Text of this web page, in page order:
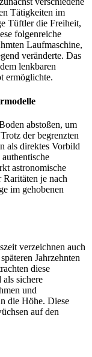
Tätigkeiten im
Tüftler die Freiheit,
folgenreiche
Laufmaschine,
veränderte. Das
lenkbaren
ermöglichte.
abstoßen, um
der begrenzten
als direktes Vorbild
astronomische
Raritäten je nach
im gehobenen
verzeichnen auch
Jahrzehnten
diese
sichere
und
die Höhe. Diese
auf den